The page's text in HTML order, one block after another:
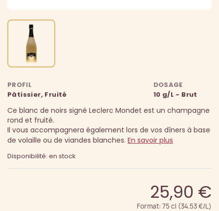
PROFIL
Pâtissier, Fruité
DOSAGE
10 g/L - Brut
Ce blanc de noirs signé Leclerc Mondet est un champagne
rond et fruité.
Il vous accompagnera également lors de vos dîners à base
de volaille ou de viandes blanches. En savoir plus
Disponibilité: en stock
25,90 €
Format: 75 cl (34.53 €/L)